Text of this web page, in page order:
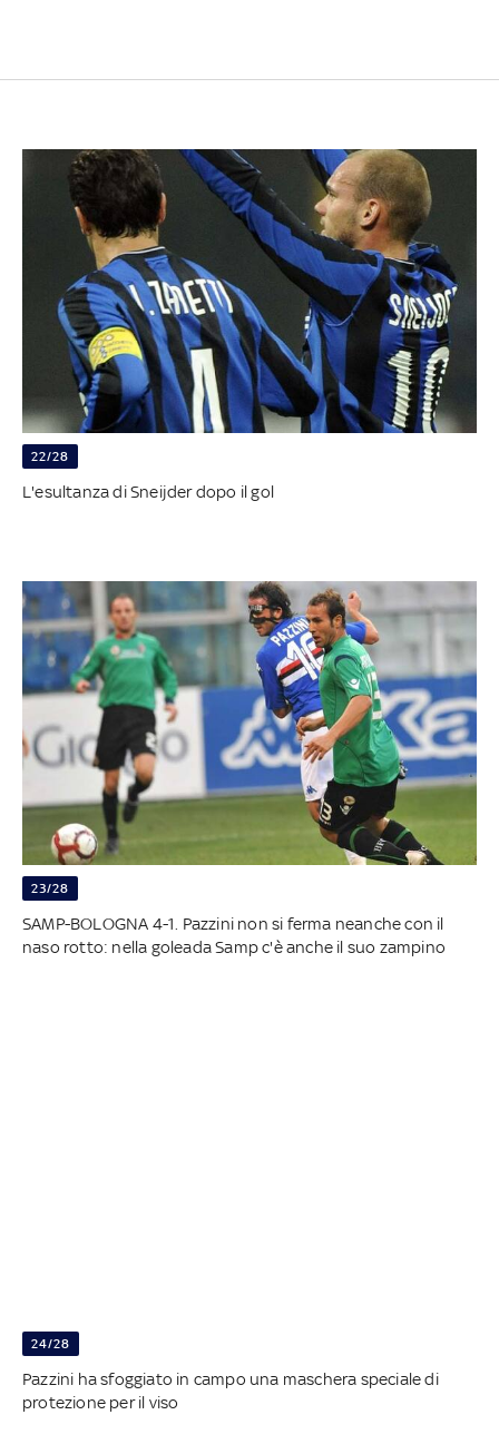
22/28
L'esultanza di Sneijder dopo il gol
23/28
SAMP-BOLOGNA 4-1. Pazzini non si ferma neanche con il
naso rotto: nella goleada Samp c'è anche il suo zampino
24/28
Pazzini ha sfoggiato in campo una maschera speciale di
protezione per il viso